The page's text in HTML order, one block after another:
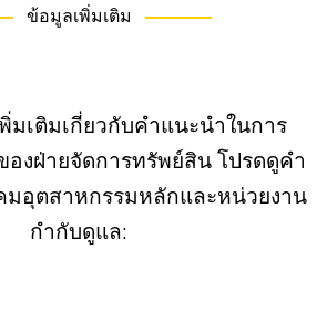
ข้อมูลเพิ่มเติม
มเติมเกี่ยวกับคำแนะนำในการ
งฝ่ายจัดการทรัพย์สิน โปรดดูคำ
มอุตสาหกรรมหลักและหน่วยงาน
กำกับดูแล: